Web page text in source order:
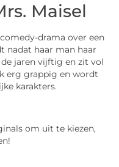
Maisel
drama over een
nadat haar man haar
jaren vijftig en zit vol
erg grappig en wordt
karakters.
om uit te kiezen,